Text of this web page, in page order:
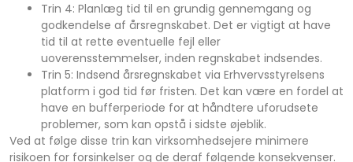
Trin 4: Planlæg tid til en grundig gennemgang og
godkendelse af årsregnskabet. Det er vigtigt at have
tid til at rette eventuelle fejl eller
uoverensstemmelser, inden regnskabet indsendes.
Trin 5: Indsend årsregnskabet via Erhvervsstyrelsens
platform i god tid før fristen. Det kan være en fordel at
have en bufferperiode for at håndtere uforudsete
problemer, som kan opstå i sidste øjeblik.
Ved at følge disse trin kan virksomhedsejere minimere
risikoen for forsinkelser og de deraf følgende konsekvenser.